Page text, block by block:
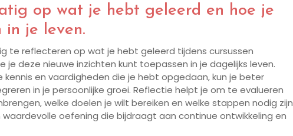
op wat je hebt geleerd en hoe je
in je leven.
te reflecteren op wat je hebt geleerd tijdens cursussen
je deze nieuwe inzichten kunt toepassen in je dagelijks leven.
en vaardigheden die je hebt opgedaan, kun je beter
in je persoonlijke groei. Reflectie helpt je om te evalueren
welke doelen je wilt bereiken en welke stappen nodig zijn
oefening die bijdraagt aan continue ontwikkeling en